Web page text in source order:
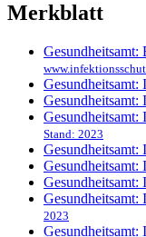
Merkblatt
Gesundheitsamt:
Stand: 2023
Gesundheitsamt:
Gesundheitsamt:
Gesundheitsamt:
2023